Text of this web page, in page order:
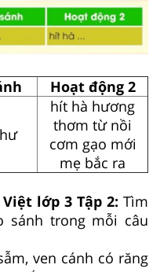
Hoạt động 2
hít hà hương
thơm từ nồi
cơm gạo mới
mẹ bắc ra
Việt lớp 3 Tập 2: Tìm
sánh trong mỗi câu
ven cánh có răng